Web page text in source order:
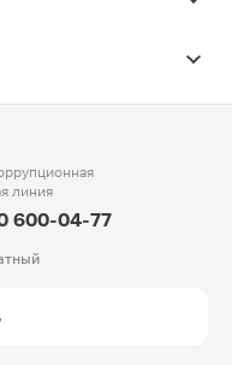
линия
600-04-77